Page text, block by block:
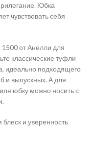
Юбка
чувствовать себя
от Анелли для
классические туфли
идеально подходящего
и выпускных. А для
юбку можно носить с
и уверенность